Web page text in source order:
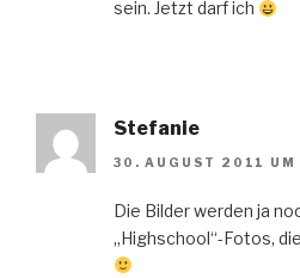
sein. Jetzt darf ich
Stefanie
30. AUGUST 2011 UM
Die Bilder werden ja
„Highschool“-Fotos,